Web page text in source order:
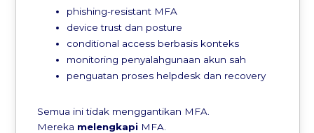
phishing-resistant MFA
device trust dan posture
conditional access berbasis konteks
monitoring penyalahgunaan akun sah
penguatan proses helpdesk dan recovery
Semua ini tidak menggantikan MFA.
Mereka melengkapi MFA.